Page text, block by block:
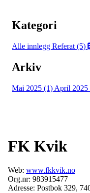
Kategori
Alle innlegg Referat (5)
Arkiv
Mai 2025 (1) April 2025
FK Kvik
Web: www.fkkvik.no
Org.nr: 983915477
Adresse: Postbok 329,